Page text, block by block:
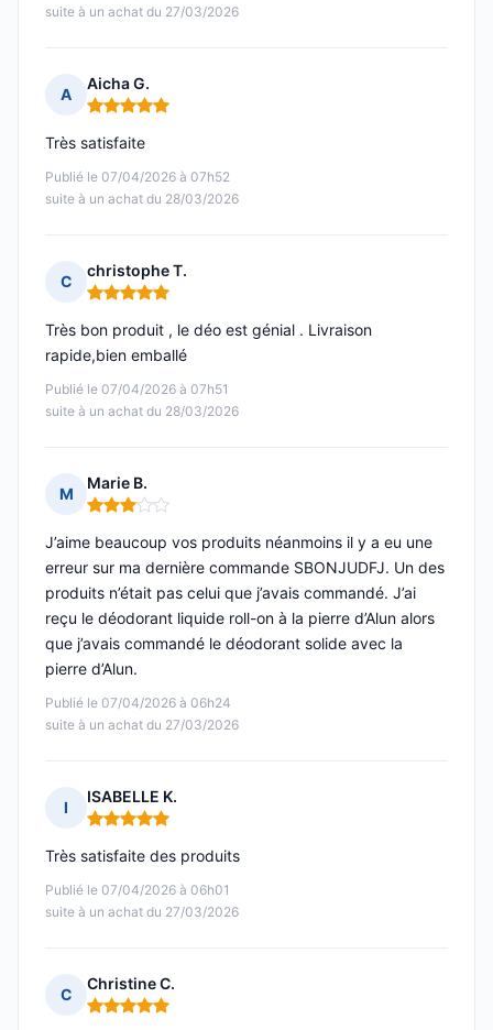
suite à un achat du 27/03/2026
A
Aicha G.
Note : 5 sur 5
Publié le 07/04/2026 à 07h52
suite à un achat du 28/03/2026
Très satisfaite
C
christophe T.
Note : 5 sur 5
Publié le 07/04/2026 à 07h51
suite à un achat du 28/03/2026
Très bon produit , le déo est génial . Livraison
rapide,bien emballé
M
Marie B.
Note : 3 sur 5
Publié le 07/04/2026 à 06h24
suite à un achat du 27/03/2026
J’aime beaucoup vos produits néanmoins il y a eu une
erreur sur ma dernière commande SBONJUDFJ. Un des
produits n’était pas celui que j’avais commandé. J’ai
reçu le déodorant liquide roll-on à la pierre d’Alun alors
que j’avais commandé le déodorant solide avec la
pierre d’Alun.
I
ISABELLE K.
Note : 5 sur 5
Publié le 07/04/2026 à 06h01
suite à un achat du 27/03/2026
Très satisfaite des produits
C
Christine C.
Note : 5 sur 5